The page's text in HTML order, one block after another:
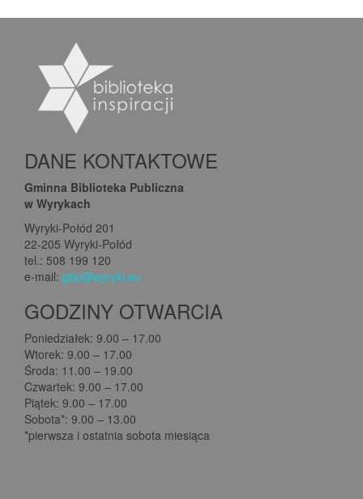
DANE KONTAKTOWE
Gminna Biblioteka Publiczna
w Wyrykach
Wyryki-Połód 201
22-205 Wyryki-Połód
tel.: 508 199 120
e-mail: gbp@wyryki.eu
GODZINY OTWARCIA
Poniedziałek: 9.00 – 17.00
Wtorek: 9.00 – 17.00
Środa: 11.00 – 19.00
Czwartek: 9.00 – 17.00
Piątek: 9.00 – 17.00
Sobota*: 9.00 – 13.00
*pierwsza i ostatnia sobota miesiąca